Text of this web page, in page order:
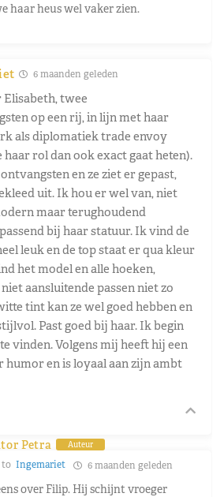
haar heus wel vaker zien.
6 maanden geleden
twee
op een rij, in lijn met haar
als diplomatiek trade envoy
rol dan ook exact gaat heten).
en ze ziet er gepast,
uit. Ik hou er wel van, niet
maar terughoudend
bij haar statuur. Ik vind de
leuk en de top staat er qua kleur
het model en alle hoeken,
aansluitende passen niet zo
tint kan ze wel goed hebben en
Past goed bij haar. Ik begin
vinden. Volgens mij heeft hij een
humor en is loyaal aan zijn ambt
Petra Auteur
to Ingemariet 6 maanden geleden
over Filip. Hij schijnt vroeger